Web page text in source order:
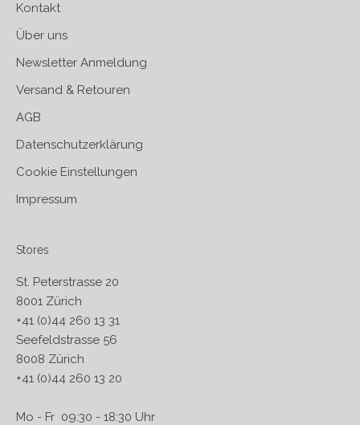
Kontakt
Über uns
Newsletter Anmeldung
Versand & Retouren
AGB
Datenschutzerklärung
Cookie Einstellungen
Impressum
Stores
St. Peterstrasse 20
8001 Zürich
+41 (0)44 260 13 31
Seefeldstrasse 56
8008 Zürich
+41 (0)44 260 13 20
Mo - Fr 09:30 - 18:30 Uhr